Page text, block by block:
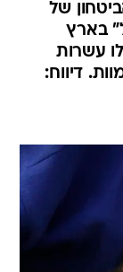
של
בארץ
עשרות
דיווח: